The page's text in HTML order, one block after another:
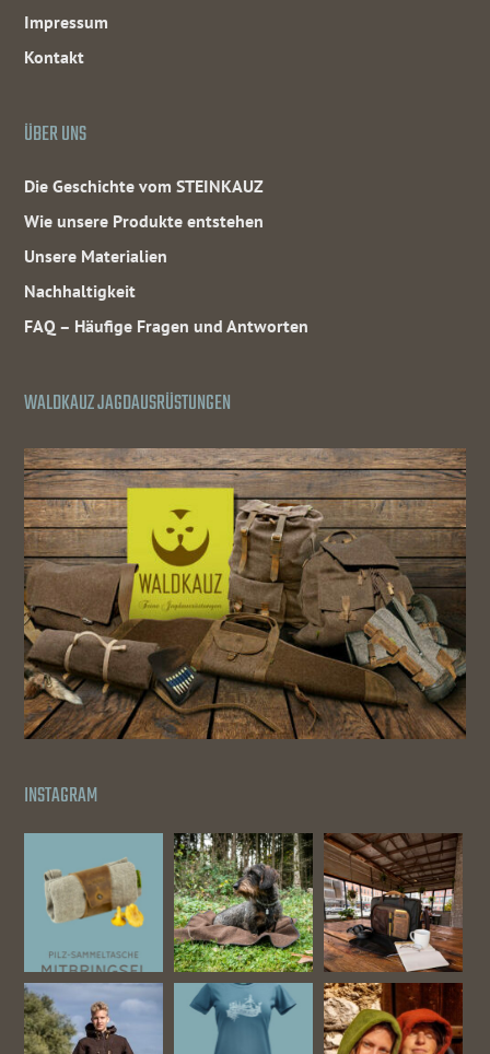
Impressum
Kontakt
ÜBER UNS
Die Geschichte vom STEINKAUZ
Wie unsere Produkte entstehen
Unsere Materialien
Nachhaltigkeit
FAQ – Häufige Fragen und Antworten
WALDKAUZ JAGDAUSRÜSTUNGEN
INSTAGRAM